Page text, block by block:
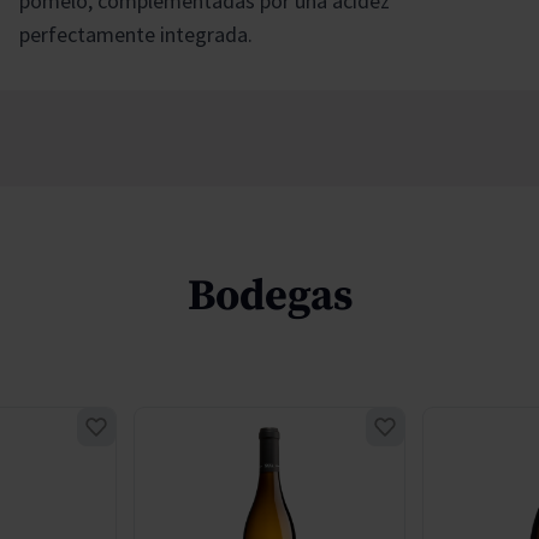
perfectamente integrada.
Bodegas